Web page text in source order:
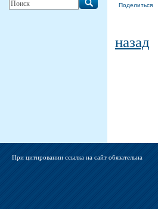
Поделиться
назад
При цитировании ссылка на сайт обязательна